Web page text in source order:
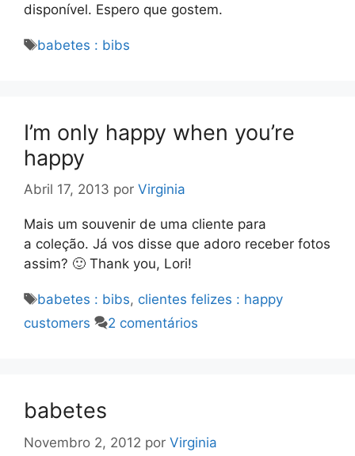
disponível. Espero que gostem.
Etiquetas
babetes : bibs
I’m only happy when you’re
happy
Abril 17, 2013 por Virginia
Mais um souvenir de uma cliente para
a coleção. Já vos disse que adoro receber fotos
assim? 🙂 Thank you, Lori!
Etiquetas
babetes : bibs, clientes felizes : happy
customers
2 comentários
babetes
Novembro 2, 2012 por Virginia